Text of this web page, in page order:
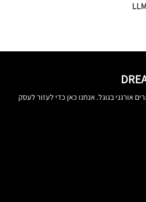
אורגני בגוגל. אנחנו כאן כדי לעזור לעסק